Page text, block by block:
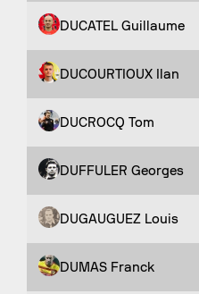
DUCATEL Guillaume
DUCOURTIOUX Ilan
DUCROCQ Tom
DUFFULER Georges
DUGAUGUEZ Louis
DUMAS Franck